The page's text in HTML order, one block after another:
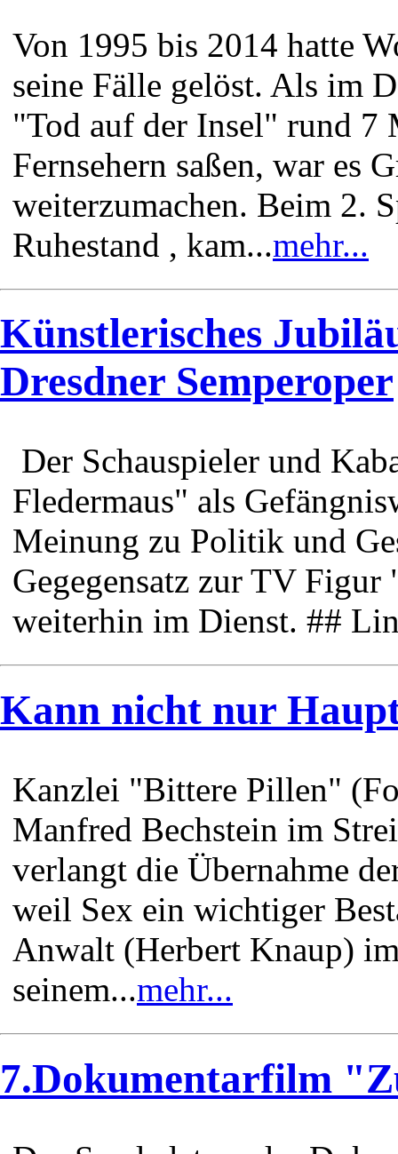
Von 1995 bis 2014 hatte
seine Fälle gelöst. Als im
"Tod auf der Insel" rund 7
Fernsehern saßen, war es
weiterzumachen. Beim 2.
Ruhestand , kam...mehr...
Künstlerisches
Dresdner Semperoper
Der Schauspieler und
Fledermaus" als
Meinung zu Politik und
Gegegensatz zur TV
weiterhin im Dienst. ##
Kann nicht nur
Kanzlei "Bittere Pillen"
Manfred Bechstein im
verlangt die Übernahme
weil Sex ein wichtiger
Anwalt (Herbert Knaup)
seinem...mehr...
7.Dokumentarfilm